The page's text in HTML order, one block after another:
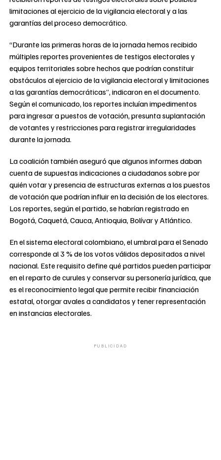
limitaciones al ejercicio de la vigilancia electoral y a las
garantías del proceso democrático.
“Durante las primeras horas de la jornada hemos recibido
múltiples reportes provenientes de testigos electorales y
equipos territoriales sobre hechos que podrían constituir
obstáculos al ejercicio de la vigilancia electoral y limitaciones
a las garantías democráticas”, indicaron en el documento.
Según el comunicado, los reportes incluían impedimentos
para ingresar a puestos de votación, presunta suplantación
de votantes y restricciones para registrar irregularidades
durante la jornada.
La coalición también aseguró que algunos informes daban
cuenta de supuestas indicaciones a ciudadanos sobre por
quién votar y presencia de estructuras externas a los puestos
de votación que podrían influir en la decisión de los electores.
Los reportes, según el partido, se habrían registrado en
Bogotá, Caquetá, Cauca, Antioquia, Bolívar y Atlántico.
En el sistema electoral colombiano, el umbral para el Senado
corresponde al 3 % de los votos válidos depositados a nivel
nacional. Este requisito define qué partidos pueden participar
en el reparto de curules y conservar su personería jurídica, que
es el reconocimiento legal que permite recibir financiación
estatal, otorgar avales a candidatos y tener representación
en instancias electorales.
PUBLICIDAD